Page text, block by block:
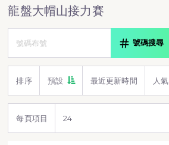
龍盤大帽山接力賽
號碼搜尋
排序 預設 最近更新時間 人氣
每頁項目